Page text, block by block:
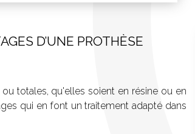
D’UNE PROTHÈSE
totales, qu'elles soient en résine ou en
qui en font un traitement adapté dans